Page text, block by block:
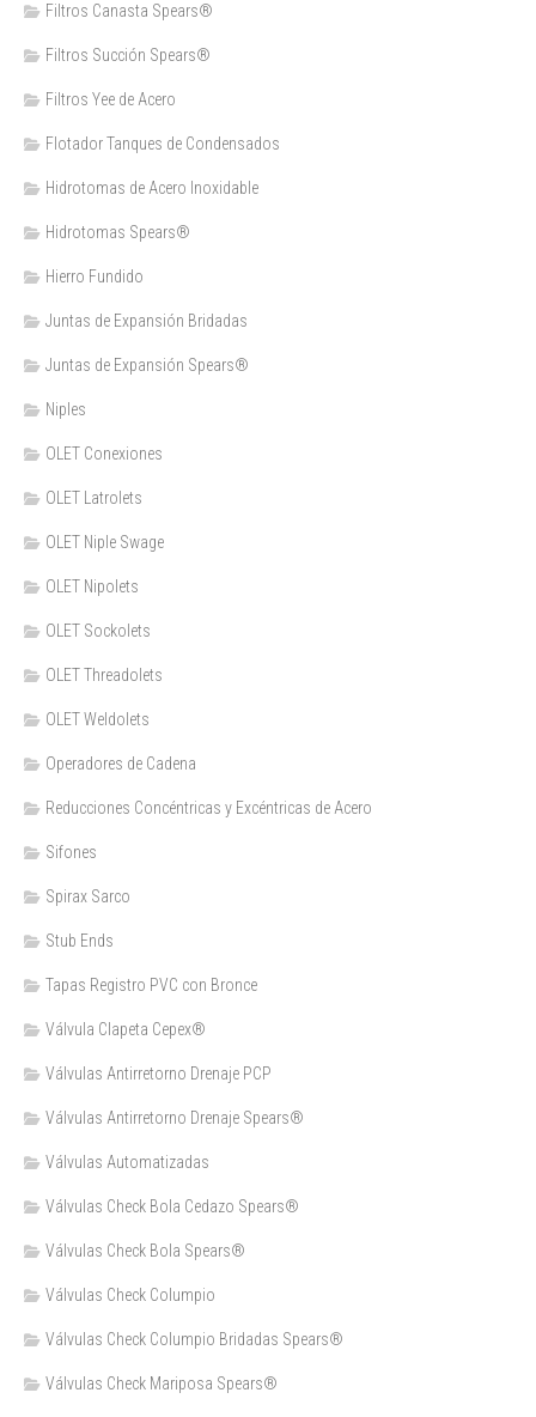
Filtros Canasta Spears®
Filtros Succión Spears®
Filtros Yee de Acero
Flotador Tanques de Condensados
Hidrotomas de Acero Inoxidable
Hidrotomas Spears®
Hierro Fundido
Juntas de Expansión Bridadas
Juntas de Expansión Spears®
Niples
OLET Conexiones
OLET Latrolets
OLET Niple Swage
OLET Nipolets
OLET Sockolets
OLET Threadolets
OLET Weldolets
Operadores de Cadena
Reducciones Concéntricas y Excéntricas de Acero
Sifones
Spirax Sarco
Stub Ends
Tapas Registro PVC con Bronce
Válvula Clapeta Cepex®
Válvulas Antirretorno Drenaje PCP
Válvulas Antirretorno Drenaje Spears®
Válvulas Automatizadas
Válvulas Check Bola Cedazo Spears®
Válvulas Check Bola Spears®
Válvulas Check Columpio
Válvulas Check Columpio Bridadas Spears®
Válvulas Check Mariposa Spears®